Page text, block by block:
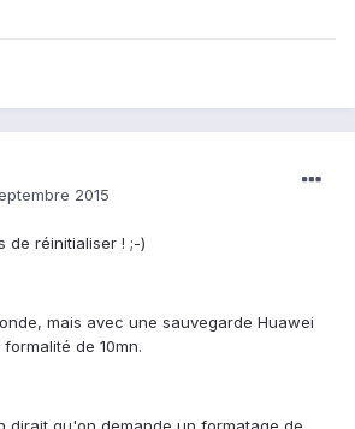
2015
de réinitialiser ! ;-)
mais avec une sauvegarde Huawei
de 10mn.